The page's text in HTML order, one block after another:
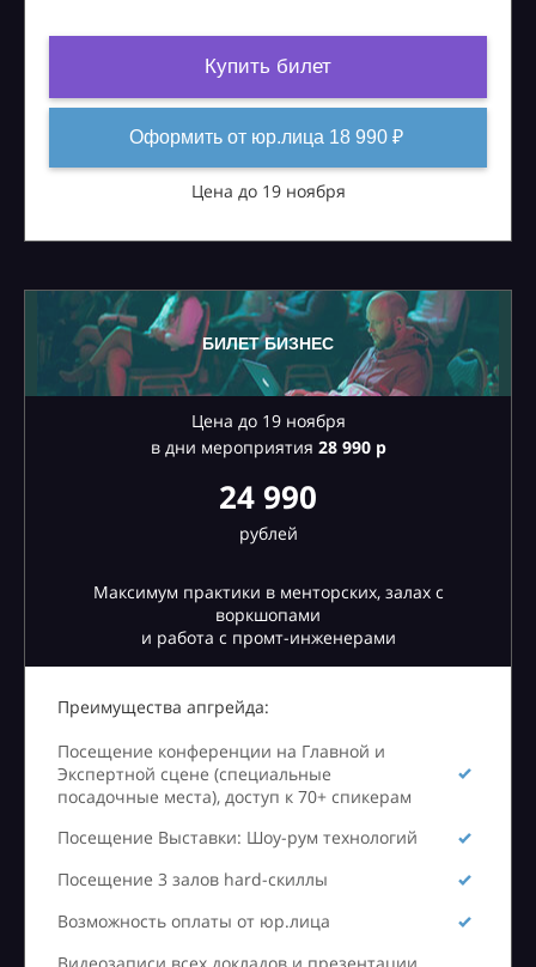
Купить билет
Оформить от юр.лица 18 990 ₽
Цена до 19 ноября
БИЛЕТ БИЗНЕС
Цена до 19 ноября
в дни мероприятия 28990 р
24 990
рублей
Максимум практики в менторских, залах с
воркшопами
и работа с промт-инженерами
Преимущества апгрейда:
Посещение конференции на Главной и
Экспертной сцене (специальные
посадочные места), доступ к 70+ спикерам
Посещение Выставки: Шоу-рум технологий
Посещение 3 залов hard-скиллы
Возможность оплаты от юр.лица